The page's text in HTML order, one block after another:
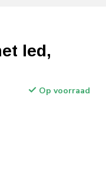
led,
Op voorraad